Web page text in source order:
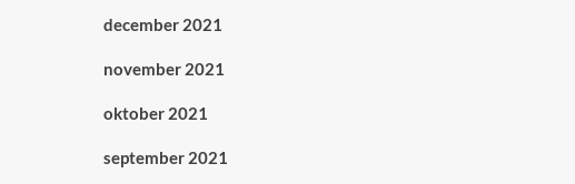
december 2021
november 2021
oktober 2021
september 2021